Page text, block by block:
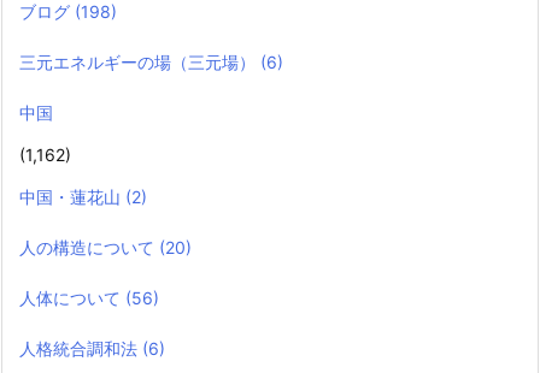
ブログ (198)
三元エネルギーの場（三元場） (6)
中国
(1,162)
中国・蓮花山 (2)
人の構造について (20)
人体について (56)
人格統合調和法 (6)